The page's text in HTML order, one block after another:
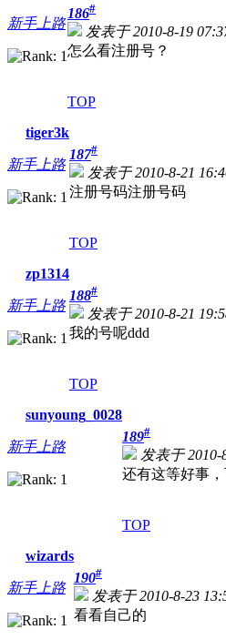
新手上路
186#
发表于 2010-8-19
怎么看注册号？
TOP
tiger3k
新手上路
187#
发表于 2010-8-21
注册号码注册号码
TOP
zp1314
新手上路
188#
发表于 2010-8-21
我的号呢ddd
TOP
sunyoung_0028
新手上路
189#
发表于 2010-
还有这等好事
TOP
wizards
新手上路
190#
发表于 2010-8-23
看看自己的